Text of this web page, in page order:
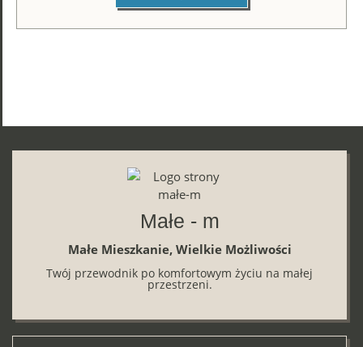
Małe - m
Małe Mieszkanie, Wielkie Możliwości
Twój przewodnik po komfortowym życiu na małej
przestrzeni.